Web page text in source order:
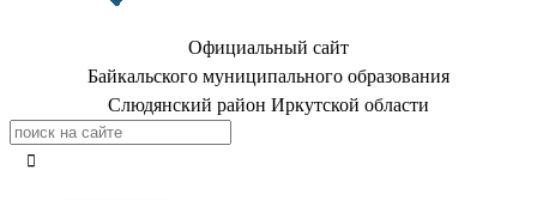
Официальный сайт
Байкальского муниципального образования
Слюдянский район Иркутской области